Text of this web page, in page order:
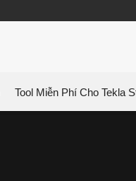
Tool Miễn Phí Cho Tekla